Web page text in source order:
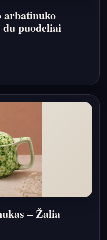
arbatinuko
puodeliai
– Žalia